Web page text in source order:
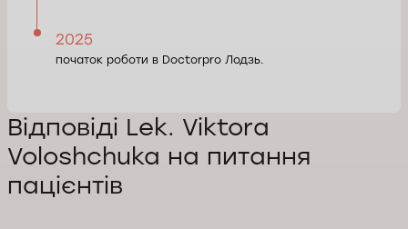
2025
початок роботи в Doctorpro Лодзь.
Відповіді Lek. Viktora
Voloshchuka на питання
пацієнтів